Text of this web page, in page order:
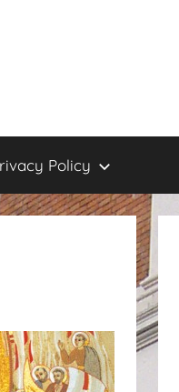
Policy